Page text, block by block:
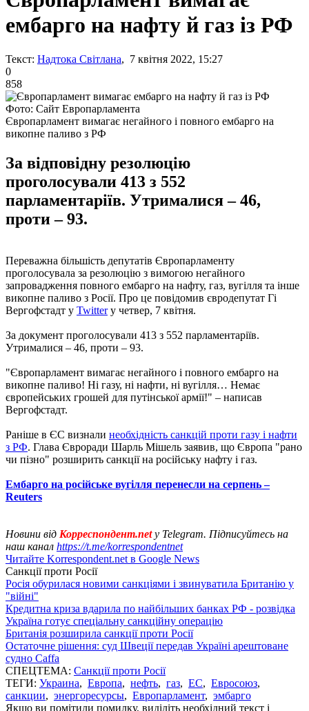
ембарго на нафту й газ із РФ
Текст: Надтока Світлана, 7 квітня 2022, 15:27
0
858
Фото: Сайт Европарламента
Європарламент вимагає негайного і повного ембарго на
викопне паливо з РФ
За відповідну резолюцію
проголосували 413 з 552
парламентаріїв. Утрималися – 46,
проти – 93.
Переважна більшість депутатів Європарламенту
проголосувала за резолюцію з вимогою негайного
запровадження повного ембарго на нафту, газ, вугілля та інше
викопне паливо з Росії. Про це повідомив євродепутат Гі
Вергофстадт у Twitterу четвер, 7 квітня.
За документ проголосували 413 з 552 парламентаріїв.
Утрималися – 46, проти – 93.
"Європарламент вимагає негайного і повного ембарго на
викопне паливо! Ні газу, ні нафти, ні вугілля… Немає
європейських грошей для путінської армії!" – написав
Вергофстадт.
Раніше в ЄС визнали необхідність санкцій проти газу і нафти
з РФ. Глава Євроради Шарль Мішель заявив, що Європа "рано
чи пізно" розширить санкції на російську нафту і газ.
Ембарго на російське вугілля перенесли на серпень –
Reuters
Новини від Корреспондент.netу Telegram. Підписуйтесь на
наш канал https://t.me/korrespondentnet
Читайте Korrespondent.net в Google News
Санкції проти Росії
Росія обурилася новими санкціями і звинуватила Британію у
"війні"
Кредитна криза вдарила по найбільших банках РФ - розвідка
Україна готує спеціальну санкційну операцію
Британія розширила санкції проти Росії
Остаточне рішення: суд Швеції передав Україні арештоване
судно Caffa
СПЕЦТЕМА: Санкції проти Росії
ТЕГИ: Украина, Европа, нефть, газ, ЕС, Евросоюз,
санкции, энергоресурсы, Европарламент, эмбарго
Якщо ви помітили помилку, виділіть необхідний текст і